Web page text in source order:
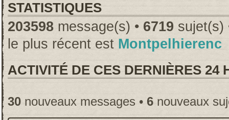
STATISTIQUES
203598 message(s) • 6719 sujet(s)
le plus récent est Montpelhierenc
ACTIVITÉ DE CES DERNIÈRES 24
30 nouveaux messages • 6 nouveaux